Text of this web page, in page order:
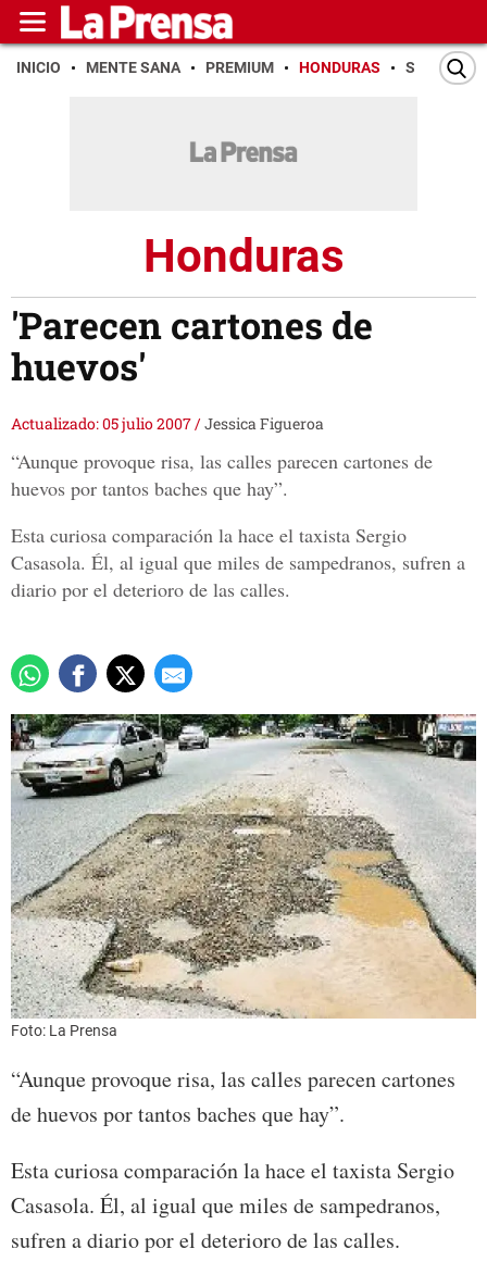
INICIO MENTE SANA PREMIUM HONDURAS SAN PEDRO
Honduras
'Parecen cartones de
huevos'
Actualizado: 05 julio 2007/Jessica Figueroa
“Aunque provoque risa, las calles parecen cartones de
huevos por tantos baches que hay”.
Esta curiosa comparación la hace el taxista Sergio
Casasola. Él, al igual que miles de sampedranos, sufren a
diario por el deterioro de las calles.
Foto: La Prensa
“Aunque provoque risa, las calles parecen cartones
de huevos por tantos baches que hay”.
Esta curiosa comparación la hace el taxista Sergio
Casasola. Él, al igual que miles de sampedranos,
sufren a diario por el deterioro de las calles.